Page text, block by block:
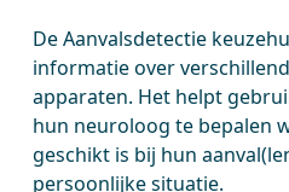
De Aanvalsdetectie
informatie over
apparaten. Het helpt
hun neuroloog te bepalen
geschikt is bij hun
persoonlijke situatie.